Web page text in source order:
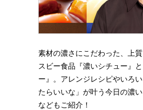
素材の濃さにこだわった、上
スビー食品『濃いシチュー』
ー』。アレンジレシピやいろ
たらいいな」が叶う今日の濃
などもご紹介！